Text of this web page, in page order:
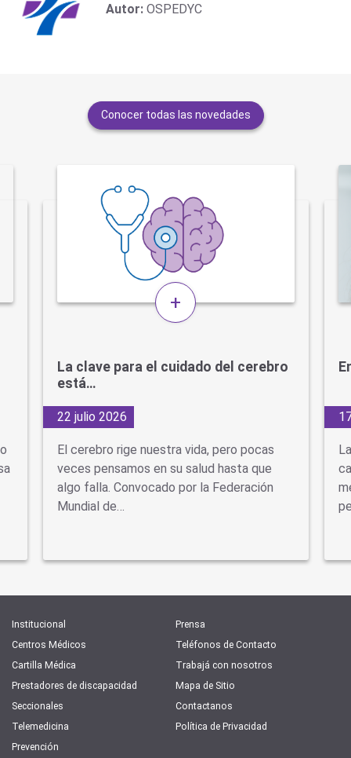
Autor: OSPEDYC
Conocer todas las novedades
+
La clave para el cuidado del cerebro
está…
22 julio 2026
El cerebro rige nuestra vida, pero pocas
veces pensamos en su salud hasta que
algo falla. Convocado por la Federación
Mundial de…
Institucional
Centros Médicos
Cartilla Médica
Prestadores de discapacidad
Seccionales
Telemedicina
Prevención
Prensa
Teléfonos de Contacto
Trabajá con nosotros
Mapa de Sitio
Contactanos
Política de Privacidad